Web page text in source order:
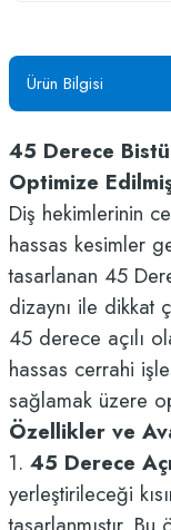
Ürün Bilgisi
45 Derece
Optimize
Diş hekimlerinin
hassas kesimler
tasarlanan 45
dizaynı ile dikkat
45 derece açılı
hassas cerrahi
sağlamak üzere
Özellikler ve
1. 45 Derece
yerleştirileceği